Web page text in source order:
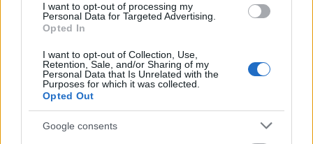
I want to opt-out of processing my
Personal Data for Targeted Advertising.
Opted In
I want to opt-out of Collection, Use,
Retention, Sale, and/or Sharing of my
Personal Data that Is Unrelated with the
Purposes for which it was collected.
Opted Out
Google consents
«Μου χρωστάς έναν Αύγουστο»: Όλοι μιλούν για τη
φράση που έγινε τραγούδι, κανείς δεν ξέρει από
πού προήλθε